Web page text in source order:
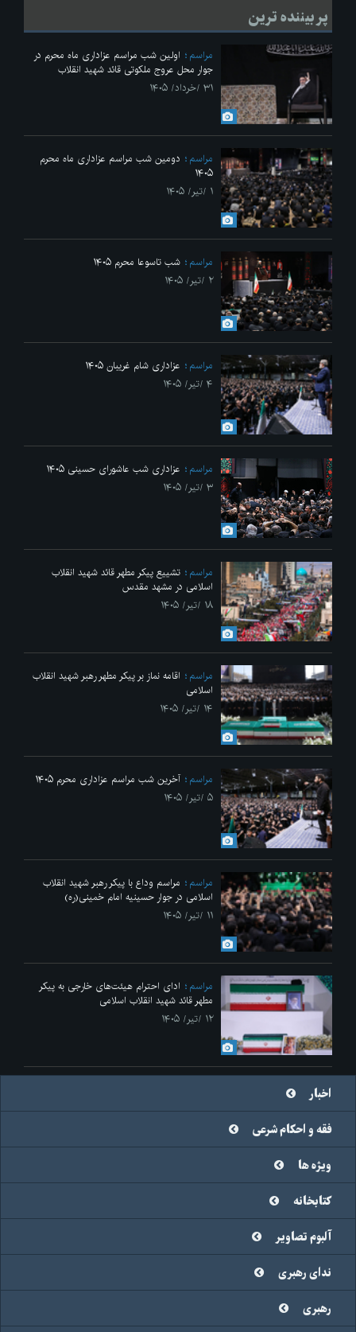
پر بیننده ترین
مراسم
اولین شب مراسم عزاداری ماه محرم در
جوار محل عروج ملکوتی قائد شهید انقلاب
۳۱ /خرداد/ ۱۴۰۵
مراسم
دومین شب مراسم عزاداری ماه محرم
۱۴۰۵
۱ /تیر/ ۱۴۰۵
مراسم
شب تاسوعا محرم ۱۴۰۵
۲ /تیر/ ۱۴۰۵
مراسم
عزاداری شام غریبان ۱۴۰۵
۴ /تیر/ ۱۴۰۵
مراسم
عزاداری شب عاشورای حسینی ۱۴۰۵
۳ /تیر/ ۱۴۰۵
مراسم
تشییع پیکر مطهر قائد شهید انقلاب
اسلامی در مشهد مقدس
۱۸ /تیر/ ۱۴۰۵
مراسم
اقامه نماز بر پیکر مطهر رهبر شهید انقلاب
اسلامی
۱۴ /تیر/ ۱۴۰۵
مراسم
آخرین شب مراسم عزاداری محرم ۱۴۰۵
۵ /تیر/ ۱۴۰۵
مراسم
مراسم وداع با پیکر رهبر شهید انقلاب
اسلامی در جوار حسینیه امام خمینی(ره)
۱۱ /تیر/ ۱۴۰۵
مراسم
ادای احترام هیئت‌های خارجی به پیکر
مطهر قائد شهید انقلاب اسلامی
۱۲ /تیر/ ۱۴۰۵
اخبار
فقه و احکام شرعی
ویژه ها
کتابخانه
آلبوم تصاویر
ندای رهبری
رهبری